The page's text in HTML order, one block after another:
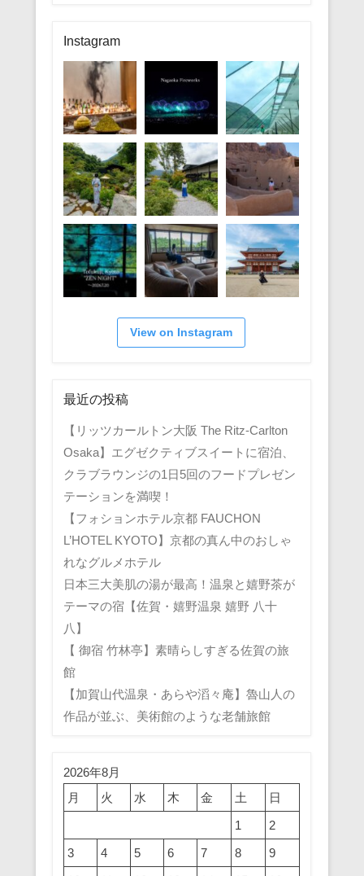
リ
ー
Instagram
View on Instagram
最近の投稿
【リッツカールトン大阪 The Ritz-Carlton
Osaka】エグゼクティブスイートに宿泊、
クラブラウンジの1日5回のフードプレゼン
テーションを満喫！
【フォションホテル京都 FAUCHON
L’HOTEL KYOTO】京都の真ん中のおしゃ
れなグルメホテル
日本三大美肌の湯が最高！温泉と嬉野茶が
テーマの宿【佐賀・嬉野温泉 嬉野 八十
八】
【 御宿 竹林亭】素晴らしすぎる佐賀の旅
館
【加賀山代温泉・あらや滔々庵】魯山人の
作品が並ぶ、美術館のような老舗旅館
2026年8月
月
火 水 木 金 土
日
1
2
3
4 5 6 7 8
9